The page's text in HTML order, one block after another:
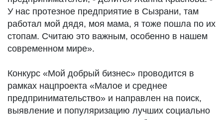
У нас протезное предприятие в Сызрани, там
работал мой дядя, моя мама, я тоже пошла по их
стопам. Считаю это важным, особенно в нашем
современном мире».
Конкурс «Мой добрый бизнес» проводится в
рамках нацпроекта «Малое и среднее
предпринимательство» и направлен на поиск,
выявление и популяризацию лучших социально